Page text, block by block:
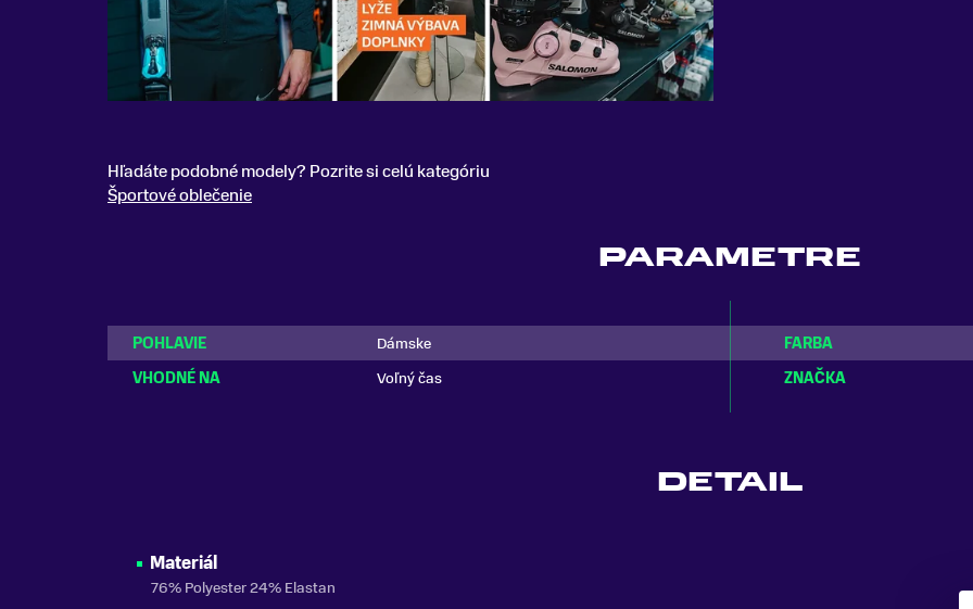
Hľadáte podobné modely? Pozrite si celú kategóriu
Športové oblečenie
PARAMETRE
POHLAVIE Dámske FARBA
VHODNÉ NA
Voľný čas ZNAČKA
DETAIL
Materiál
76% Polyester 24% Elastan